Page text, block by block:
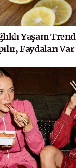
Yaşam
Faydaları Var